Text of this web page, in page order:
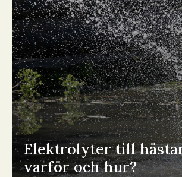
Elektrolyter till
varför och hur?